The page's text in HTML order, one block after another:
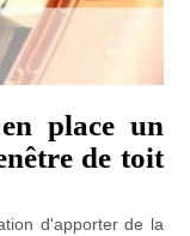
place un
de toit
d'apporter de la